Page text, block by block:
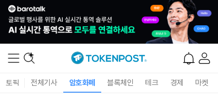
토픽 전체기사 암호화폐 블록체인 테크 경제 마켓
BNB (BNB) ₩844,906(-0.82%)